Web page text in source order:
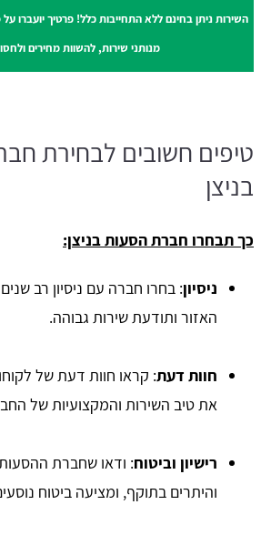
השירות ניתן בחינם ללא התחייבות כלל! פרטיך יועברו
מנותני שירות, להשוות מחירים
טיפים חשובים לבחירת
בניצן
כך תבחרו חברת הסעות בניצן:
ניסיון: בחרו חברה עם ניסיון רב
האזור ותודעת שירות גבוהה.
חוות דעת: קראו חוות דעת של
את טיב השירות והמקצועיות של
רישיון וביטוח: ודאו שחברת ההסעות
והיתרים בתוקף, ומציעה ביטוח